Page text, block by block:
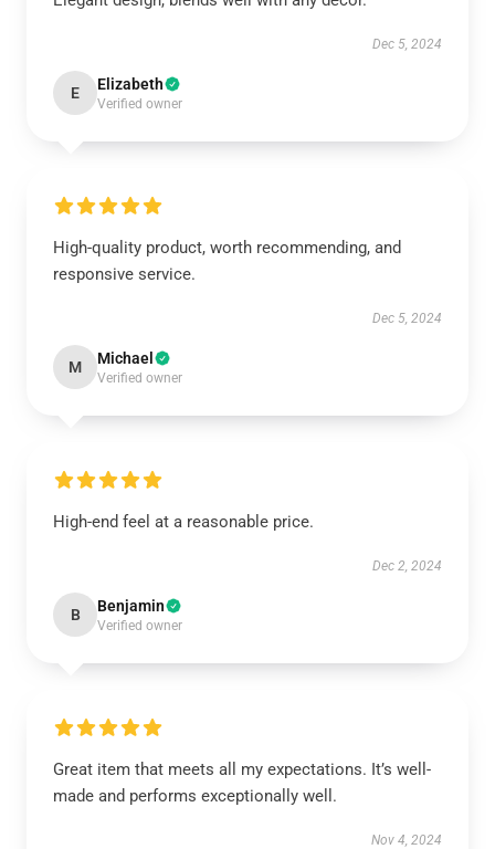
Dec 5, 2024
E Elizabeth
Verified owner
High-quality product, worth recommending, and
responsive service.
Dec 5, 2024
M Michael
Verified owner
High-end feel at a reasonable price.
Dec 2, 2024
B Benjamin
Verified owner
Great item that meets all my expectations. It’s well-
made and performs exceptionally well.
Nov 4, 2024